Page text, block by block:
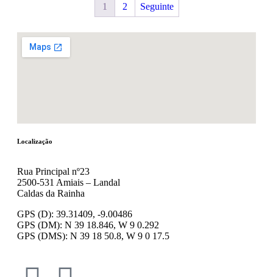
1
2 Seguinte
Localização
Rua Principal nº23
2500-531 Amiais – Landal
Caldas da Rainha
GPS (D): 39.31409, -9.00486
GPS (DM): N 39 18.846, W 9 0.292
GPS (DMS): N 39 18 50.8, W 9 0 17.5